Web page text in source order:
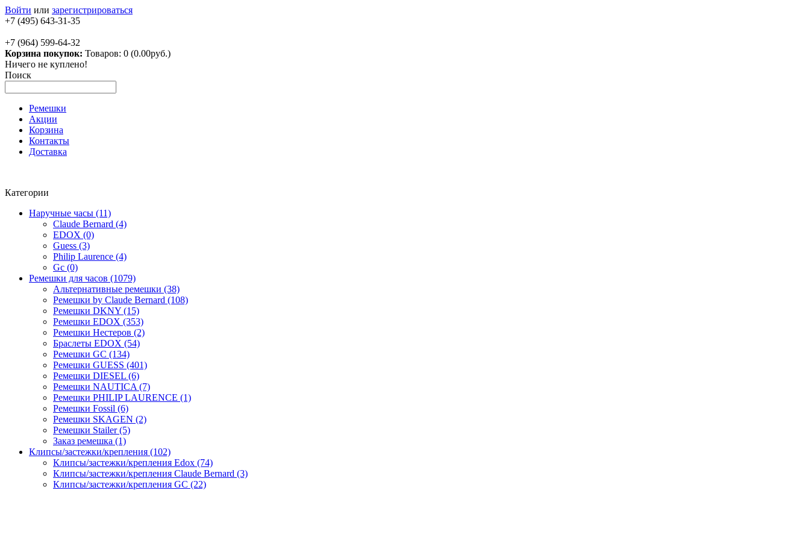
Войти или зарегистрироваться
+7 (495) 643-31-35
+7 (964) 599-64-32
Корзина покупок: Товаров: 0 (0.00руб.)
Ничего не куплено!
Поиск
Ремешки
Акции
Корзина
Контакты
Доставка
Категории
Наручные часы (11)
Claude Bernard (4)
EDOX (0)
Guess (3)
Philip Laurence (4)
Gc (0)
Ремешки для часов (1079)
Альтернативные ремешки (38)
Ремешки by Claude Bernard (108)
Ремешки DKNY (15)
Ремешки EDOX (353)
Ремешки Нестеров (2)
Браслеты EDOX (54)
Ремешки GC (134)
Ремешки GUESS (401)
Ремешки DIESEL (6)
Ремешки NAUTICA (7)
Ремешки PHILIP LAURENCE (1)
Ремешки Fossil (6)
Ремешки SKAGEN (2)
Ремешки Stailer (5)
Заказ ремешка (1)
Клипсы/застежки/крепления (102)
Клипсы/застежки/крепления Edox (74)
Клипсы/застежки/крепления Claude Bernard (3)
Клипсы/застежки/крепления GC (22)